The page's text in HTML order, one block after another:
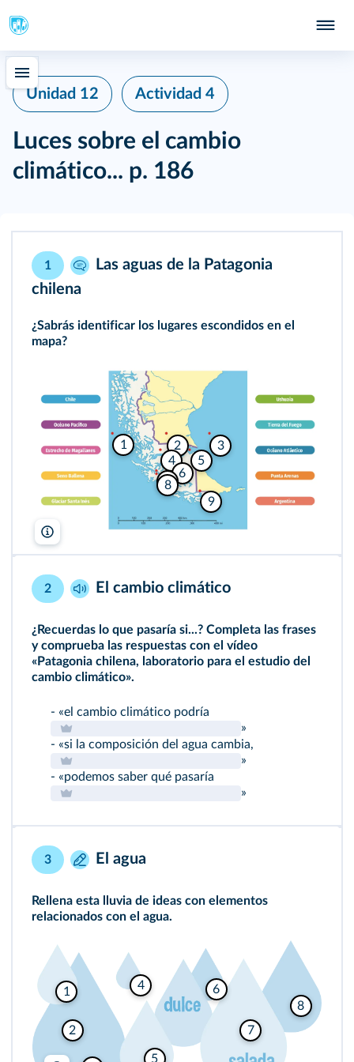
Unidad 12 Actividad 4
Luces sobre el cambio
climático... p. 186
1
Las aguas de la Patagonia
chilena
¿Sabrás identificar los lugares escondidos en el
mapa?
1 2
3
4
5
6
7
8
9
2 El cambio climático
¿Recuerdas lo que pasaría si...? Completa las frases
y comprueba las respuestas con el vídeo
«Patagonia chilena, laboratorio para el estudio del
cambio climático».
- «el cambio climático podría
»
- «si la composición del agua cambia,
»
- «podemos saber qué pasaría
»
3 El agua
Rellena esta lluvia de ideas con elementos
relacionados con el agua.
1
2
4
5
6
7
8